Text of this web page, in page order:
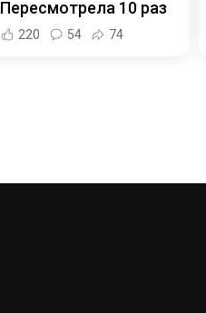
Пересмотрела 10 раз
220 54 74